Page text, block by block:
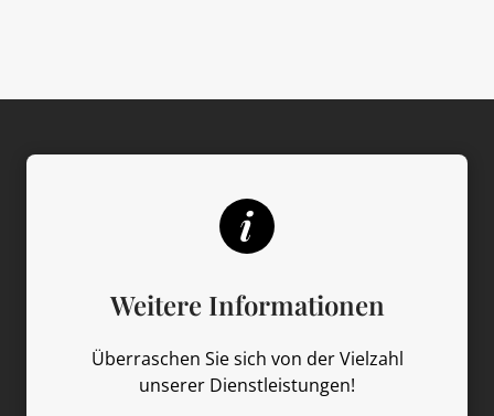
Weitere Informationen
Überraschen Sie sich von der Vielzahl
unserer Dienstleistungen!